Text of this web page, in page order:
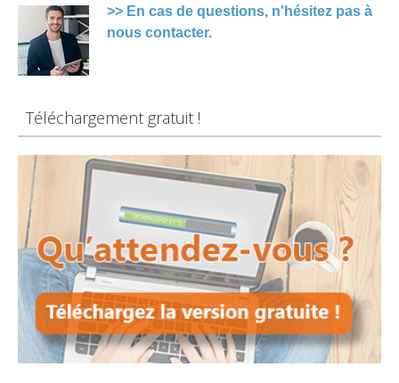
>> En cas de questions, n'hésitez pas à
nous contacter.
Téléchargement gratuit !